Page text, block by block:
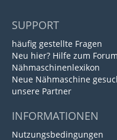
SUPPORT
häufig gestellte Fragen
Neu hier? Hilfe zum Forum
Nähmaschinenlexikon
Neue Nähmaschine
unsere Partner
INFORMATIONEN
Nutzungsbedingungen